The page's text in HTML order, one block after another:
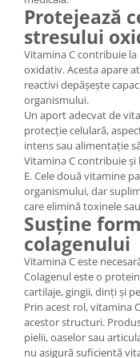
Protejează
stresului
Vitamina C contribuie
oxidativ. Acesta apare
reactivi depășește
organismului.
Un aport adecvat de
protecție celulară,
intens sau alimentație
Vitamina C contribuie
E. Cele două vitamine
organismului, dar
care elimină toxinele
Susține
colagenului
Vitamina C este
Colagenul este o
cartilaje, gingii, dinți și
Prin acest rol, vitamina
acestor structuri.
pielii, oaselor sau
nu asigură suficientă